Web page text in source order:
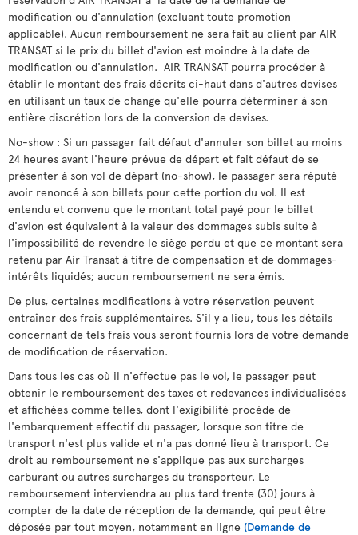
modification ou d'annulation (excluant toute promotion
applicable). Aucun remboursement ne sera fait au client par AIR
TRANSAT si le prix du billet d'avion est moindre à la date de
modification ou d'annulation. AIR TRANSAT pourra procéder à
établir le montant des frais décrits ci-haut dans d'autres devises
en utilisant un taux de change qu'elle pourra déterminer à son
entière discrétion lors de la conversion de devises.
No-show : Si un passager fait défaut d'annuler son billet au moins
24 heures avant l'heure prévue de départ et fait défaut de se
présenter à son vol de départ (no-show), le passager sera réputé
avoir renoncé à son billets pour cette portion du vol. Il est
entendu et convenu que le montant total payé pour le billet
d'avion est équivalent à la valeur des dommages subis suite à
l'impossibilité de revendre le siège perdu et que ce montant sera
retenu par Air Transat à titre de compensation et de dommages-
intérêts liquidés; aucun remboursement ne sera émis.
De plus, certaines modifications à votre réservation peuvent
entraîner des frais supplémentaires. S'il y a lieu, tous les détails
concernant de tels frais vous seront fournis lors de votre demande
de modification de réservation.
Dans tous les cas où il n'effectue pas le vol, le passager peut
obtenir le remboursement des taxes et redevances individualisées
et affichées comme telles, dont l'exigibilité procède de
l'embarquement effectif du passager, lorsque son titre de
transport n'est plus valide et n'a pas donné lieu à transport. Ce
droit au remboursement ne s'applique pas aux surcharges
carburant ou autres surcharges du transporteur. Le
remboursement interviendra au plus tard trente (30) jours à
compter de la date de réception de la demande, qui peut être
déposée par tout moyen, notamment en ligne (Demande de